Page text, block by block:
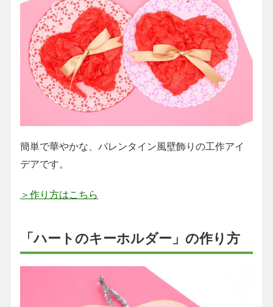
簡単で華やかな、バレンタイン風壁飾りの工作アイ
デアです。
＞作り方はこちら
「ハートのキーホルダー」の作り方